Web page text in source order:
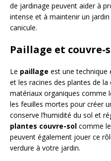
de jardinage peuvent aider à
intense et à maintenir un
canicule.
Paillage et couvre-
Le paillage est une technique
et les racines des plantes de la
matériaux organiques comme
les feuilles mortes pour créer
conserve l’humidité du sol et
plantes couvre-sol comme le
peuvent également jouer ce
verdure à votre jardin.